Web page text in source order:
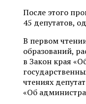
После этого
45 депутатов,
В первом
образований,
в Закон края
чтениях
«Об